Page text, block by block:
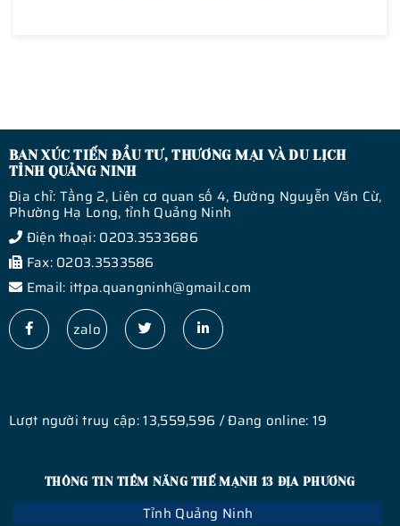
BAN XÚC TIẾN ĐẦU TƯ, THƯƠNG MẠI VÀ DU LỊCH
TỈNH QUẢNG NINH
Địa chỉ: Tầng 2, Liên cơ quan số 4, Đường Nguyễn Văn Cừ,
Phường Hạ Long, tỉnh Quảng Ninh
Điện thoại: 0203.3533686
Fax: 0203.3533586
Email: ittpa.quangninh@gmail.com
zalo
Lượt người truy cập: 13,559,596 / Đang online: 19
THÔNG TIN TIỀM NĂNG THẾ MẠNH 13 ĐỊA PHƯƠNG
Tỉnh Quảng Ninh